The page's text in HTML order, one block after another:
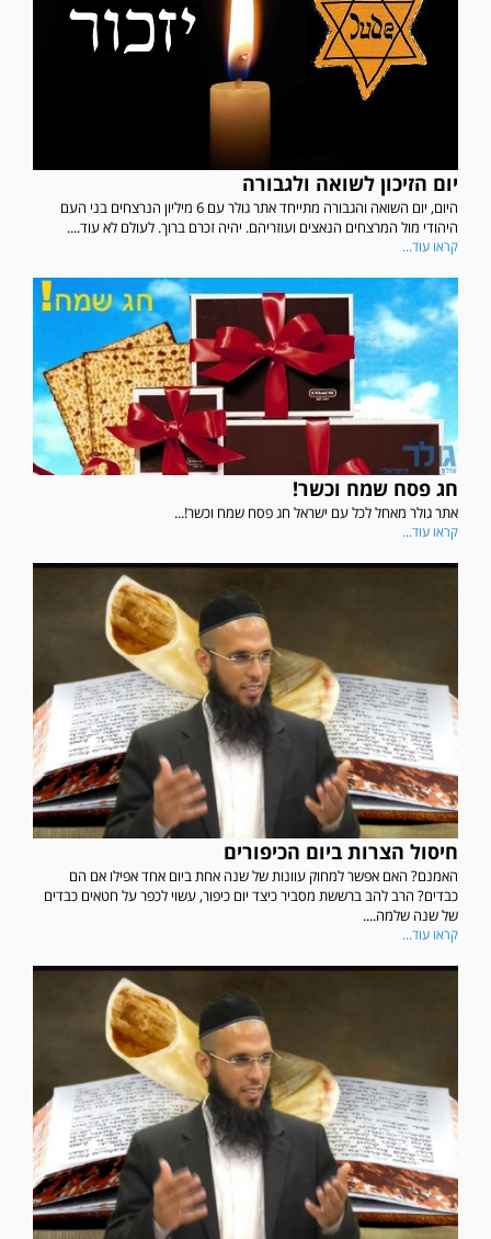
יום הזיכון לשואה ולגבורה
היום, יום השואה והגבורה מתייחד אתר גולר עם 6 מיליון הנרצחים בני העם
היהודי מול המרצחים הנאצים ועוזריהם. יהיה זכרם ברוך. לעולם לא עוד....
קראו עוד...
חג פסח שמח וכשר!
אתר גולר מאחל לכל עם ישראל חג פסח שמח וכשר!...
קראו עוד...
חיסול הצרות ביום הכיפורים
האמנם? האם אפשר למחוק עוונות של שנה אחת ביום אחד אפילו אם הם
כבדים? הרב להב ברששת מסביר כיצד יום כיפור, עשוי לכפר על חטאים כבדים
של שנה שלמה....
קראו עוד...